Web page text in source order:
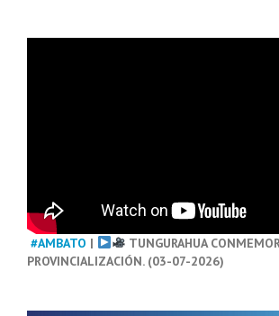
#AMBATO |
TUNGURAHUA
PROVINCIALIZACIÓN. (03-07-2026)